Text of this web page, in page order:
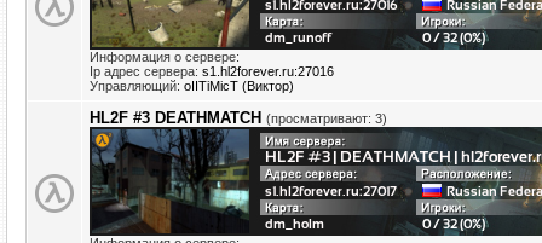
Информация о сервере:
Ip адрес сервера: s1.hl2forever.ru:27016
Управляющий: oIITiMicT (Виктор)
HL2F #3 DEATHMATCH (просматривают: 3)